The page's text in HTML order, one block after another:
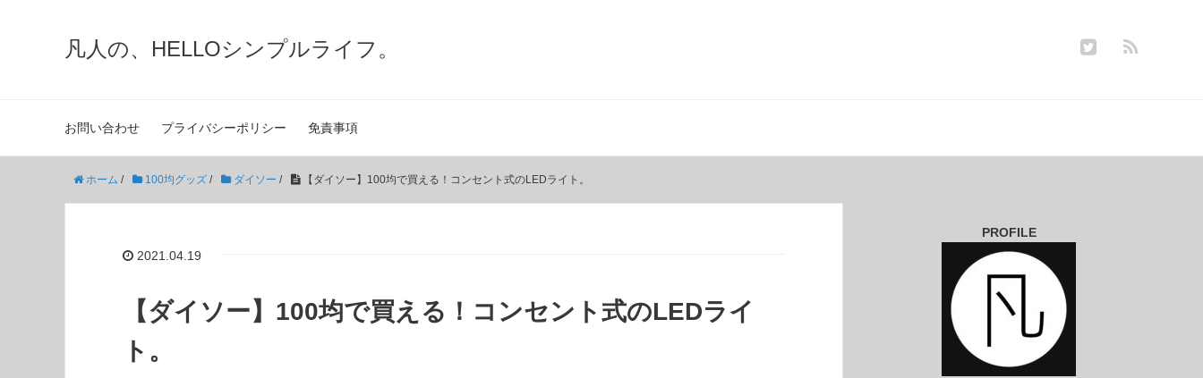
凡人の、HELLOシンプルライフ。
お問い合わせ プライバシーポリシー 免責事項
ホーム / 100均グッズ / ダイソー / 【ダイソー】100均で買える！コンセント式のLEDライト。
2021.04.19
【ダイソー】100均で買える！コンセント式のLEDライ
ト。
PROFILE